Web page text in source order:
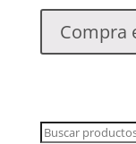
Compra
Buscar